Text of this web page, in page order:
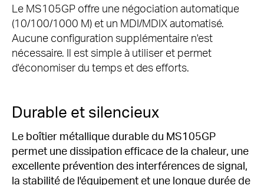
Le MS105GP offre une négociation automatique
(10/100/1000 M) et un MDI/MDIX automatisé.
Aucune configuration supplémentaire n'est
nécessaire. Il est simple à utiliser et permet
d'économiser du temps et des efforts.
Durable et silencieux
Le boîtier métallique durable du MS105GP
permet une dissipation efficace de la chaleur, une
excellente prévention des interférences de signal,
la stabilité de l'équipement et une longue durée de